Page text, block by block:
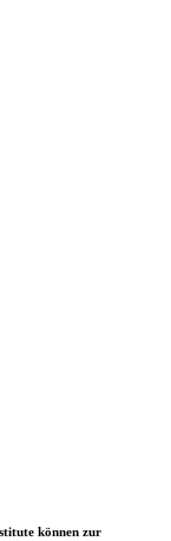
können zur